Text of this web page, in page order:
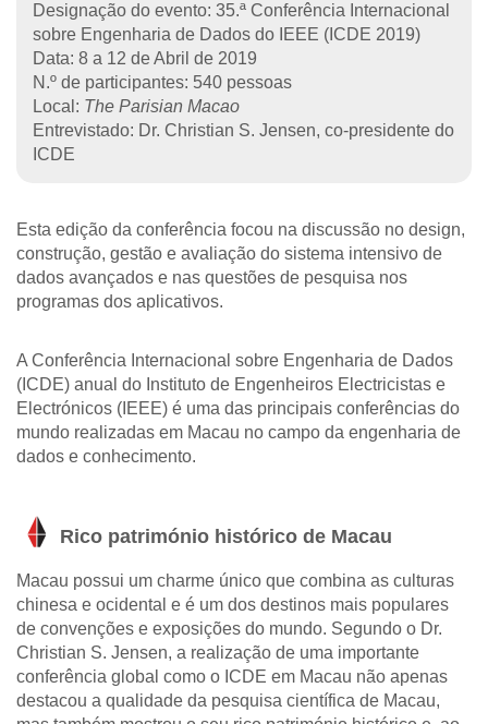
Designação do evento: 35.ª Conferência Internacional
sobre Engenharia de Dados do IEEE (ICDE 2019)
Data: 8 a 12 de Abril de 2019
N.º de participantes: 540 pessoas
Local: The Parisian Macao
Entrevistado: Dr. Christian S. Jensen, co-presidente do
ICDE
Esta edição da conferência focou na discussão no design,
construção, gestão e avaliação do sistema intensivo de
dados avançados e nas questões de pesquisa nos
programas dos aplicativos.
A Conferência Internacional sobre Engenharia de Dados
(ICDE) anual do Instituto de Engenheiros Electricistas e
Electrónicos (IEEE) é uma das principais conferências do
mundo realizadas em Macau no campo da engenharia de
dados e conhecimento.
Rico património histórico de Macau
Macau possui um charme único que combina as culturas
chinesa e ocidental e é um dos destinos mais populares
de convenções e exposições do mundo. Segundo o Dr.
Christian S. Jensen, a realização de uma importante
conferência global como o ICDE em Macau não apenas
destacou a qualidade da pesquisa científica de Macau,